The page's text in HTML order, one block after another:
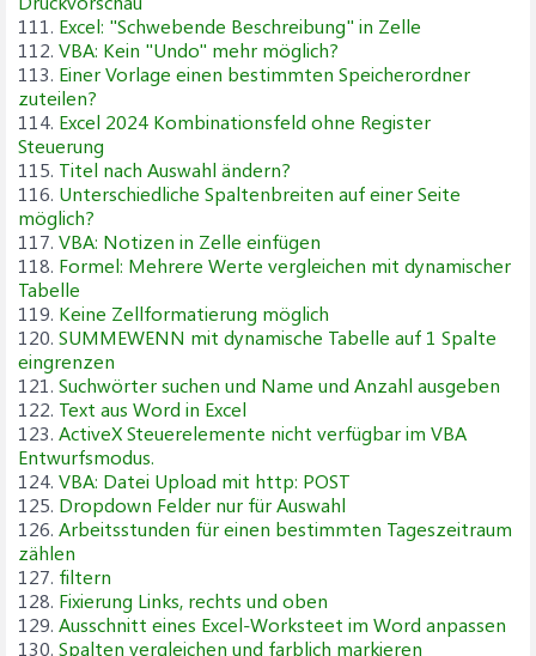
111. Excel: "Schwebende Beschreibung" in Zelle
112. VBA: Kein "Undo" mehr möglich?
113. Einer Vorlage einen bestimmten Speicherordner
zuteilen?
114. Excel 2024 Kombinationsfeld ohne Register
Steuerung
115. Titel nach Auswahl ändern?
116. Unterschiedliche Spaltenbreiten auf einer Seite
möglich?
117. VBA: Notizen in Zelle einfügen
118. Formel: Mehrere Werte vergleichen mit dynamischer
Tabelle
119. Keine Zellformatierung möglich
120. SUMMEWENN mit dynamische Tabelle auf 1 Spalte
eingrenzen
121. Suchwörter suchen und Name und Anzahl ausgeben
122. Text aus Word in Excel
123. ActiveX Steuerelemente nicht verfügbar im VBA
Entwurfsmodus.
124. VBA: Datei Upload mit http: POST
125. Dropdown Felder nur für Auswahl
126. Arbeitsstunden für einen bestimmten Tageszeitraum
zählen
127. filtern
128. Fixierung Links, rechts und oben
129. Ausschnitt eines Excel-Worksteet im Word anpassen
130. Spalten vergleichen und farblich markieren